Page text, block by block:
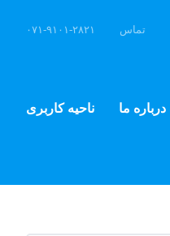
ناحیه کاربری درباره ما
۰۷۱-۹۱۰۱-۲۸۲۱ تماس